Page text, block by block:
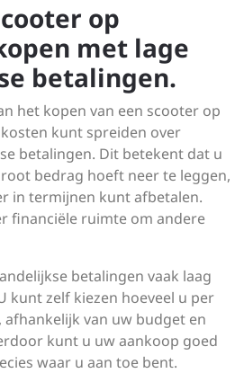
op
met lage
betalingen.
het kopen van een scooter op
kunt spreiden over
betalingen. Dit betekent dat u
bedrag hoeft neer te leggen,
in termijnen kunt afbetalen.
financiële ruimte om andere
betalingen vaak laag
kunt zelf kiezen hoeveel u per
van uw budget en
kunt u uw aankoop goed
waar u aan toe bent.